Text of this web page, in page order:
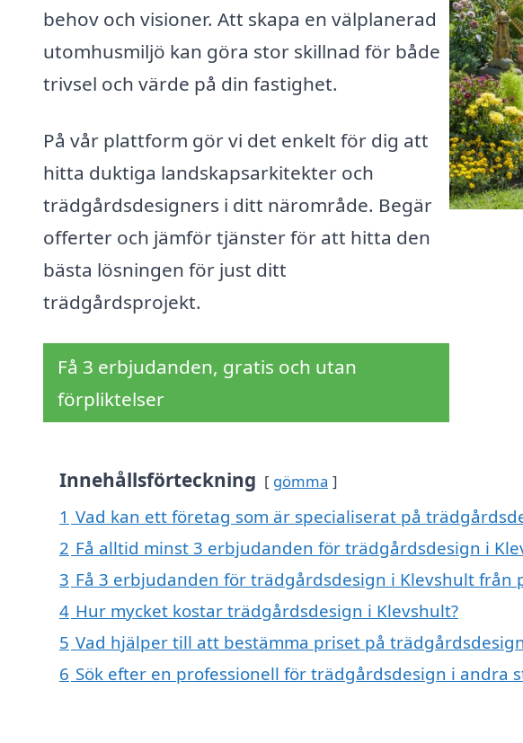
behov och visioner. Att skapa en välplanerad
utomhusmiljö kan göra stor skillnad för både
trivsel och värde på din fastighet.
På vår plattform gör vi det enkelt för dig att
hitta duktiga landskapsarkitekter och
trädgårdsdesigners i ditt närområde. Begär
offerter och jämför tjänster för att hitta den
bästa lösningen för just ditt
trädgårdsprojekt.
Få 3 erbjudanden, gratis och utan
förpliktelser
Innehållsförteckning gömma
1 Vad kan ett företag som är specialiserat på
2 Få alltid minst 3 erbjudanden för trädgårdsdesign i
3 Få 3 erbjudanden för trädgårdsdesign i Klevshult från
4 Hur mycket kostar trädgårdsdesign i Klevshult?
5 Vad hjälper till att bestämma priset på
6 Sök efter en professionell för trädgårdsdesign i andra